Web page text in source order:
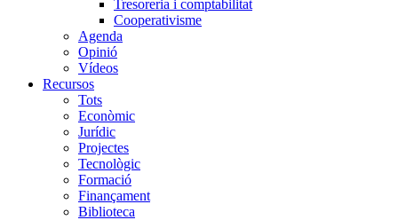
Tresoreria i comptabilitat
Cooperativisme
Agenda
Opinió
Vídeos
Recursos
Tots
Econòmic
Jurídic
Projectes
Tecnològic
Formació
Finançament
Biblioteca